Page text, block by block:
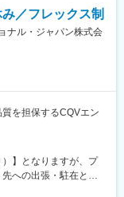
／フレックス制
ナル・ジャパン株式会
質を担保するCQVエン
）】となりますが、プ
への出張・駐在とな